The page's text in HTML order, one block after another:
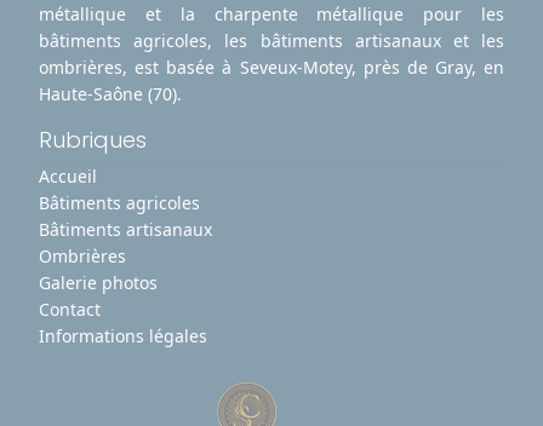
métallique et la charpente métallique pour les
bâtiments agricoles, les bâtiments artisanaux et les
ombrières, est basée à Seveux-Motey, près de Gray, en
Haute-Saône (70).
Rubriques
Accueil
Bâtiments agricoles
Bâtiments artisanaux
Ombrières
Galerie photos
Contact
Informations légales